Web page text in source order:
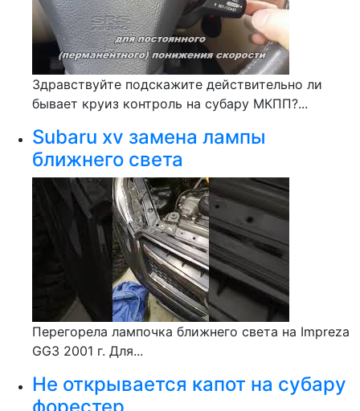
Здравствуйте подскажите действительно ли
бывает круиз контроль на субару МКПП?...
Subaru xv замена лампы
ближнего света
Перегорела лампочка ближнего света на Impreza
GG3 2001 г. Для...
Не открывается капот на субару